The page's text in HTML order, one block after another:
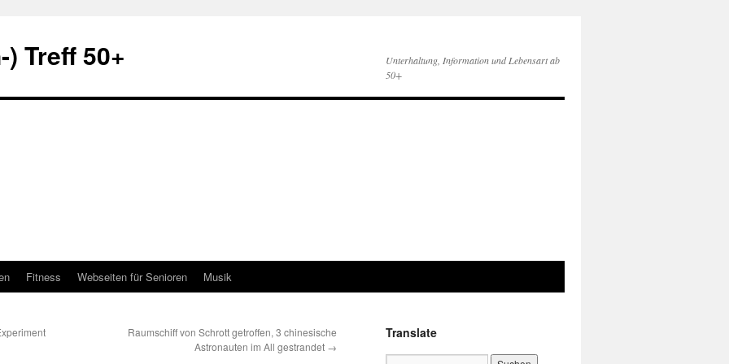
Treff 50+
Unterhaltung, Information und Lebensart ab
50+
Fitness Webseiten für Senioren Musik
Raumschiff von Schrott getroffen, 3 chinesische
Astronauten im All gestrandet →
Translate